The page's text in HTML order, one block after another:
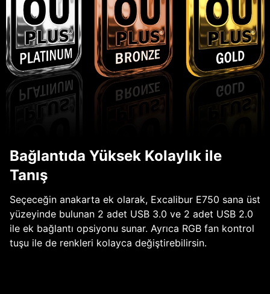
Bağlantıda Yüksek Kolaylık ile
Tanış
Seçeceğin anakarta ek olarak, Excalibur E750 sana üst
yüzeyinde bulunan 2 adet USB 3.0 ve 2 adet USB 2.0
ile ek bağlantı opsiyonu sunar. Ayrıca RGB fan kontrol
tuşu ile de renkleri kolayca değiştirebilirsin.